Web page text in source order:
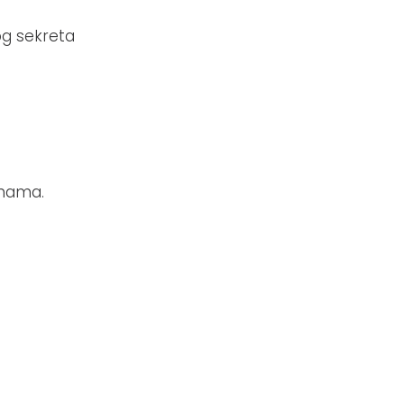
sekreta